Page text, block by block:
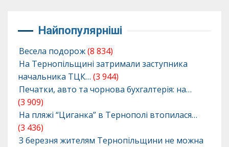
Найпопулярніші
Весела подорож(8 834)
На Тернопільщині затримали заступника
начальника ТЦК… (3 944)
Печатки, авто та чорнова бухгалтерія: на…
(3 909)
На пляжі “Циганка” в Тернополі втопилася…
(3 436)
З березня жителям Тернопільщини не можна